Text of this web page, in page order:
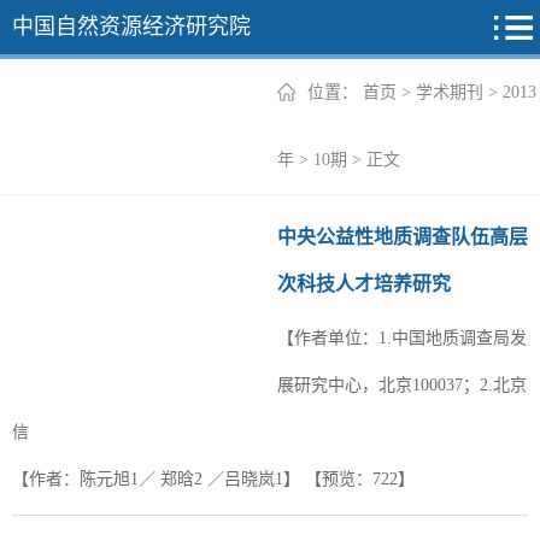
中国自然资源经济研究院
位置： 首页 > 学术期刊 > 2013
年 > 10期 > 正文
中央公益性地质调查队伍高层
次科技人才培养研究
【作者单位：1.中国地质调查局发
展研究中心，北京100037；2.北京
信
【作者：陈元旭1／ 郑晗2 ／吕晓岚1】 【预览： 722】